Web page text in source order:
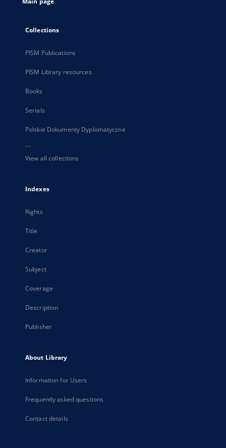
Collections
PISM Publications
PISM Library resources
Books
Serials
Polskie Dokumenty Dyplomatyczne
...
View all collections
Indexes
Rights
Title
Creator
Subject
Coverage
Description
Publisher
About Library
Information for Users
Frequently asked questions
Contact details